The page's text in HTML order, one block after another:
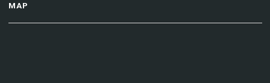
MAP